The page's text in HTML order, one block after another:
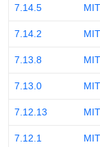
7.14.5 MIT
7.14.2 MIT
7.13.8 MIT
7.13.0 MIT
7.12.13 MIT
7.12.1 MIT